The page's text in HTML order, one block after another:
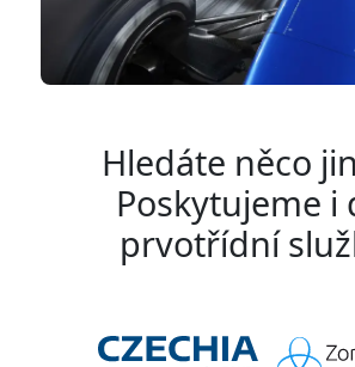
Hledáte něco
Poskytujeme i
prvotřídní